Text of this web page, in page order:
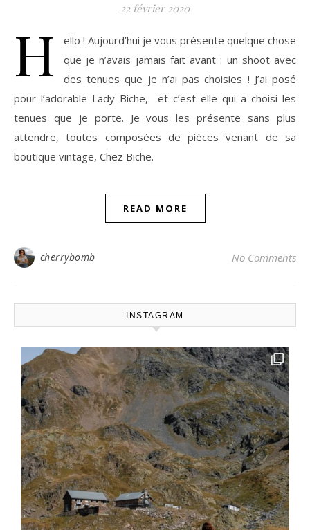
22 février 2020
H
ello ! Aujourd’hui je vous présente quelque chose
que je n’avais jamais fait avant : un shoot avec
des tenues que je n’ai pas choisies ! J’ai posé
pour l’adorable Lady Biche, et c’est elle qui a choisi les
tenues que je porte. Je vous les présente sans plus
attendre, toutes composées de pièces venant de sa
boutique vintage, Chez Biche.
READ MORE
cherrybomb No Comments
INSTAGRAM